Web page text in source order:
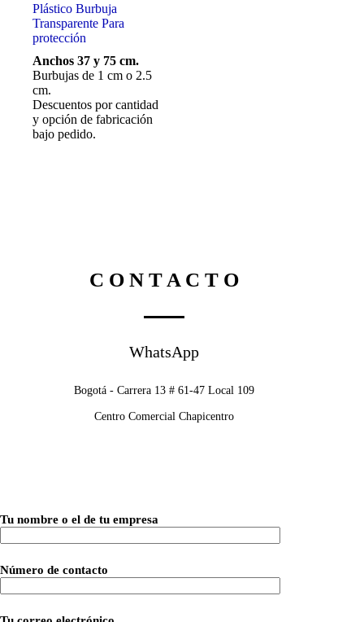
Plástico Burbuja
Transparente Para
protección
Anchos 37 y 75 cm.
Burbujas de 1 cm o 2.5
cm.
Descuentos por cantidad
y opción de fabricación
bajo pedido.
C O N T A C T O
WhatsApp
Bogotá - Carrera 13 # 61-47 Local 109
Centro Comercial Chapicentro
Tu nombre o el de tu empresa
Número de contacto